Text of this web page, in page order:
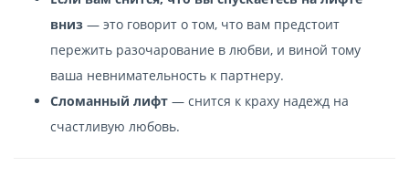
вниз — это говорит о том, что вам предстоит
пережить разочарование в любви, и виной тому
ваша невнимательность к партнеру.
Сломанный лифт — снится к краху надежд на
счастливую любовь.